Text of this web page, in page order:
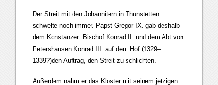
Der Streit mit den Johannitern in Thunstetten
schwelte noch immer. Papst Gregor IX. gab deshalb
dem Konstanzer Bischof Konrad II. und dem Abt von
Petershausen Konrad III. auf dem Hof (1329–
1339?)den Auftrag, den Streit zu schlichten.
Außerdem nahm er das Kloster mit seinem jetzigen